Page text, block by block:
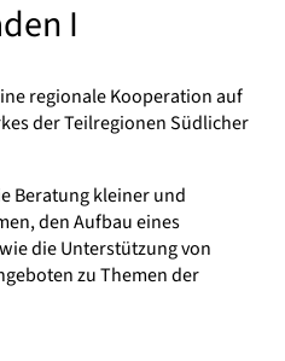
I
regionale Kooperation auf
der Teilregionen Südlicher
Beratung kleiner und
den Aufbau eines
die Unterstützung von
zu Themen der